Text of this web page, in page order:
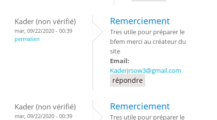
Kader (non vérifié)
mar, 09/22/2020 - 00:39
permalien
Remerciement
Tres utile pour préparer le
bfem merci au créateur du
site
Email:
Kaderjrsow3@gmail.com
répondre
Kader (non vérifié)
mar, 09/22/2020 - 00:39
Remerciement
Tres utile pour préparer le